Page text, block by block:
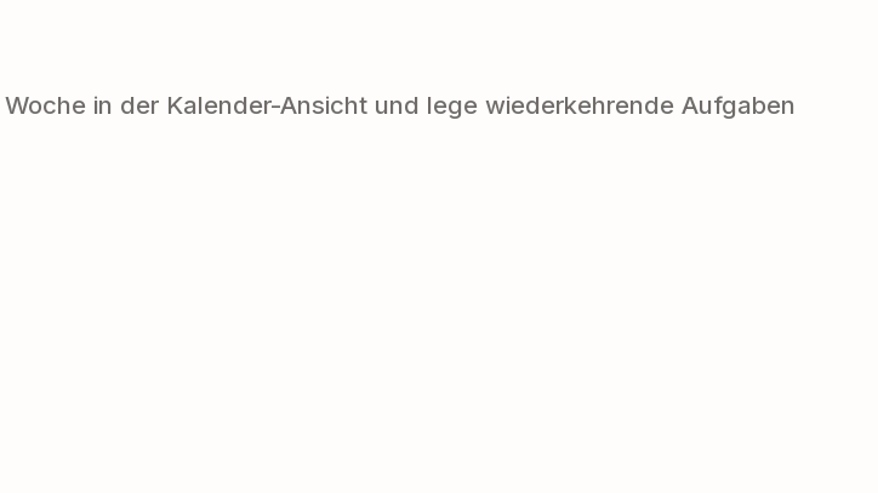
in der Kalender-Ansicht und lege wiederkehrende Aufgaben